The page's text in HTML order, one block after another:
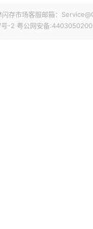
存市场客服邮箱：
号-2 粤公网安备